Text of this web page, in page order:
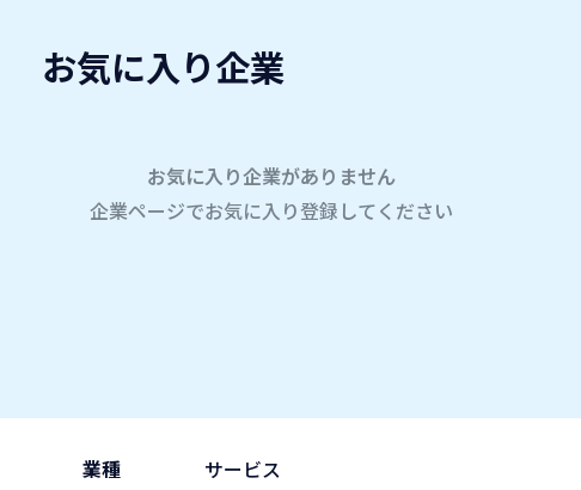
学内企業研究会2026
company
業種
サービス
お気に入り企業
お気に入り企業がありません
企業ページでお気に入り登録してください